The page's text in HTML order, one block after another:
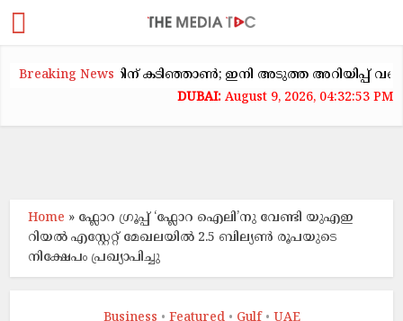
Breaking Newsകടിഞ്ഞാൺ; ഇനി അടുത്ത അറിയിപ്പ് വരെ
August 9, 2026, 04:32:53 PM
Home » ഫ്ലോറ ഗ്രൂപ്പ് ‘ഫ്ലോറ ഐലി’നു വേണ്ടി യുഎഇ
റിയൽ എസ്റ്റേറ്റ് മേഖലയിൽ 2.5 ബില്യൺ രൂപയുടെ
നിക്ഷേപം പ്രഖ്യാപിച്ചു
Business Featured Gulf UAE